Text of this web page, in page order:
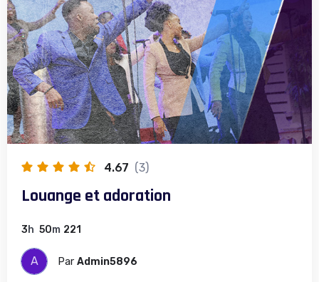
4.67 (3)
Louange et adoration
3h 50m 221
A Par Admin5896